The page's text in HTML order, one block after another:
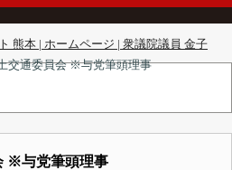
熊本 | ホームページ | 衆議院議員 金子
交通委員会 ※与党筆頭理事
※与党筆頭理事